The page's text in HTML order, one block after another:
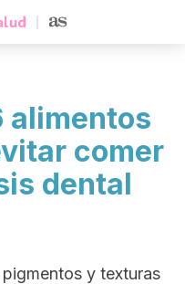
alimentos
comer
dental
y texturas